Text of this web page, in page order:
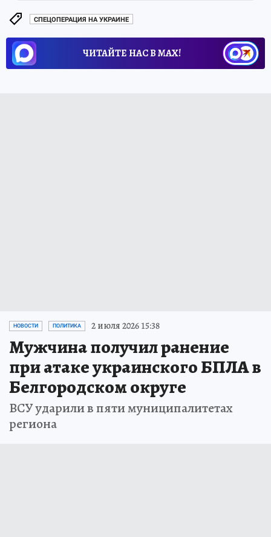
СПЕЦОПЕРАЦИЯ НА УКРАИНЕ
ЧИТАЙТЕ НАС В МАХ!
НОВОСТИ ПОЛИТИКА 2 июля 2026 15:38
Мужчина получил ранение
при атаке украинского БПЛА в
Белгородском округе
ВСУ ударили в пяти муниципалитетах
региона